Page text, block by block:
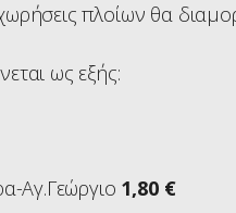
πλοίων θα
ως εξής:
Αγ.Γεώργιο 1,80 €